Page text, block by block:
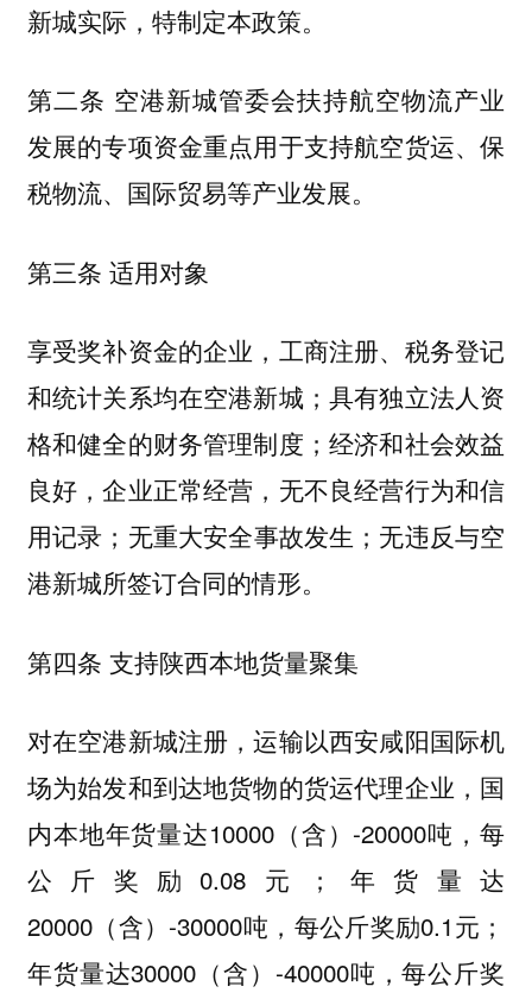
新城实际，特制定本政策。
第二条 空港新城管委会扶持航空物流产业
发展的专项资金重点用于支持航空货运、保
税物流、国际贸易等产业发展。
第三条 适用对象
享受奖补资金的企业，工商注册、税务登记
和统计关系均在空港新城；具有独立法人资
格和健全的财务管理制度；经济和社会效益
良好，企业正常经营，无不良经营行为和信
用记录；无重大安全事故发生；无违反与空
港新城所签订合同的情形。
第四条 支持陕西本地货量聚集
对在空港新城注册，运输以西安咸阳国际机
场为始发和到达地货物的货运代理企业，国
内本地年货量达10000（含）-20000吨，每
公斤奖励0.08元；年货量达
20000（含）-30000吨，每公斤奖励0.1元；
年货量达30000（含）-40000吨，每公斤奖